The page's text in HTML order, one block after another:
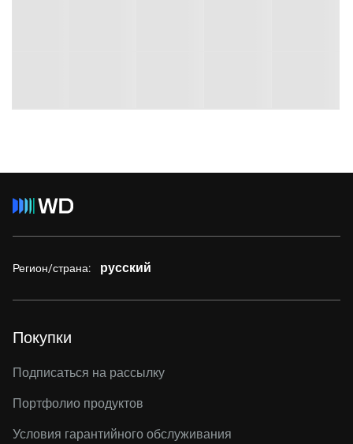
Регион/страна: русский
Покупки
Подписаться на рассылку
Портфолио продуктов
Условия гарантийного обслуживания